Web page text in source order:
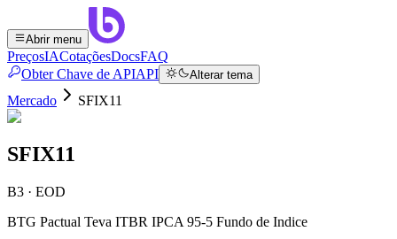
Abrir menu
PreçosIACotaçõesDocsFAQ
Obter Chave de APIAPI Alterar tema
Mercado SFIX11
SFIX11
B3 · EOD
BTG Pactual Teva ITBR IPCA 95-5 Fundo de Indice